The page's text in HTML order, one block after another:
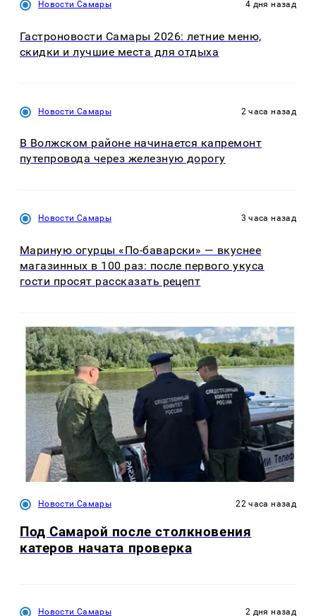
Новости Самары 4 дня назад
Гастроновости Самары 2026: летние меню,
скидки и лучшие места для отдыха
Новости Самары 2 часа назад
В Волжском районе начинается капремонт
путепровода через железную дорогу
Новости Самары 3 часа назад
Мариную огурцы «По-баварски» — вкуснее
магазинных в 100 раз: после первого укуса
гости просят рассказать рецепт
Новости Самары 22 часа назад
Под Самарой после столкновения
катеров начата проверка
Новости Самары 2 дня назад